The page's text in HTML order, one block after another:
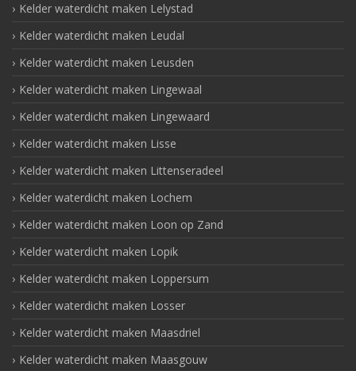
Kelder waterdicht maken Lelystad
Kelder waterdicht maken Leudal
Kelder waterdicht maken Leusden
Kelder waterdicht maken Lingewaal
Kelder waterdicht maken Lingewaard
Kelder waterdicht maken Lisse
Kelder waterdicht maken Littenseradeel
Kelder waterdicht maken Lochem
Kelder waterdicht maken Loon op Zand
Kelder waterdicht maken Lopik
Kelder waterdicht maken Loppersum
Kelder waterdicht maken Losser
Kelder waterdicht maken Maasdriel
Kelder waterdicht maken Maasgouw